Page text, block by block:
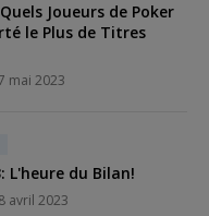
Joueurs de Poker
le Plus de Titres
mai 2023
L'heure du Bilan!
avril 2023